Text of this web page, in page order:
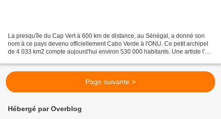
La presqu'île du Cap Vert à 600 km de distance, au Sénégal, a donné son
nom à ce pays devenu officiellement Cabo Verde à l'ONU. Ce petit archipel
de 4 033 km2 compte aujourd'hui environ 530 000 habitants. Une artiste l'a
Page suivante >
Hébergé par Overblog